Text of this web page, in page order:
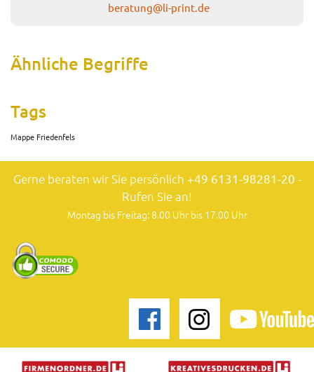
beratung@li-print.de
Ähnliche Begriffe
Tags
Mappe Friedenfels
Gerne beraten wir Sie persönlich +49 6131-98281-20 -
Rufen Sie an!
Montag bis Freitag: 8.00 Uhr bis 17.00 Uhr